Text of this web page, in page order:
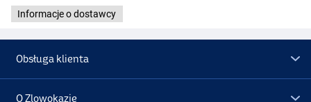
Informacje o dostawcy
Obsługa klienta
O Zlowokazje